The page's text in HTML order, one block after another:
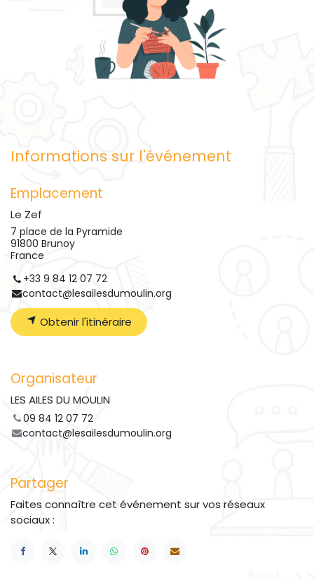
Informations sur l'événement
Emplacement
Le Zef
7 place de la Pyramide
91800 Brunoy
France
+33 9 84 12 07 72
contact@lesailesdumoulin.org
Obtenir l'itinéraire
Organisateur
LES AILES DU MOULIN
09 84 12 07 72
contact@lesailesdumoulin.org
Partager
Faites connaître cet événement sur vos réseaux
sociaux :